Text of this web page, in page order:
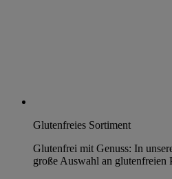
Glutenfreies Sortiment
Glutenfrei mit Genuss: In
große Auswahl an glutenfreien